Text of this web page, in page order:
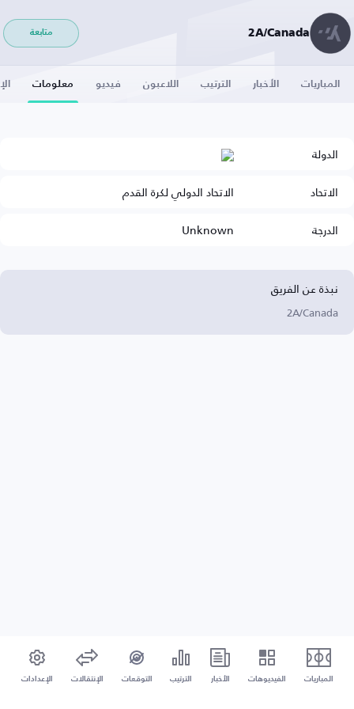
2A/Canada متابعة
المباريات الأخبار الترتيب اللاعبون فيديو معلومات
الدولة
الاتحاد
الاتحاد الدولي لكرة القدم
الدرجة
Unknown
نبذة عن الفريق
2A/Canada
المباريات الفيديوهات الأخبار الترتيب التوقعات الإنتقالات الإعدادات